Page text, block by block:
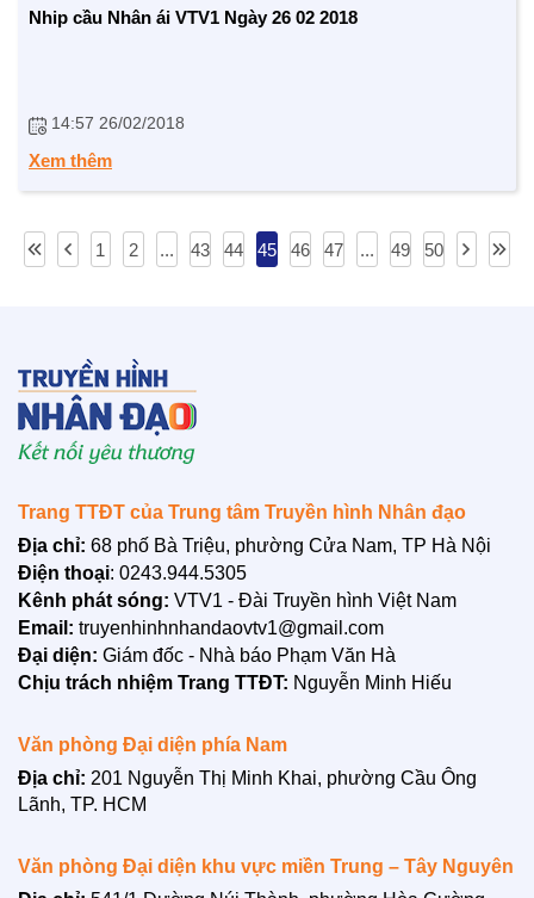
LIÊN HỆ
Nhip cầu Nhân ái VTV1 Ngày 26 02 2018
14:57 26/02/2018
Xem thêm
1 2 ... 43 44 45 46 47 ... 49 50
Trang TTĐT của Trung tâm Truyền hình Nhân đạo
Địa chỉ: 68 phố Bà Triệu, phường Cửa Nam, TP Hà Nội
Điện thoại: 0243.944.5305
Kênh phát sóng: VTV1 - Đài Truyền hình Việt Nam
Email: truyenhinhnhandaovtv1@gmail.com
Đại diện: Giám đốc - Nhà báo Phạm Văn Hà
Chịu trách nhiệm Trang TTĐT: Nguyễn Minh Hiếu
Văn phòng Đại diện phía Nam
Địa chỉ: 201 Nguyễn Thị Minh Khai, phường Cầu Ông
Lãnh, TP. HCM
Văn phòng Đại diện khu vực miền Trung – Tây Nguyên